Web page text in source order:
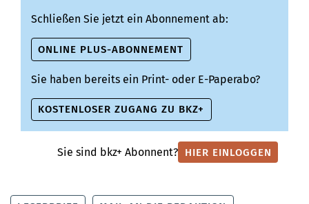
Schließen Sie jetzt ein Abonnement ab:
ONLINE PLUS-ABONNEMENT
Sie haben bereits ein Print- oder E-Paperabo?
KOSTENLOSER ZUGANG ZU BKZ+
Sie sind bkz+ Abonnent? HIER EINLOGGEN